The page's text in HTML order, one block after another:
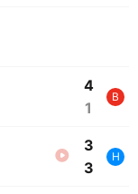
4
1
B
3
3
H